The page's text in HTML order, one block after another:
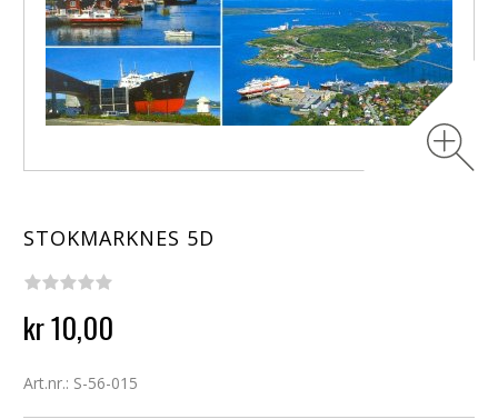
STOKMARKNES 5D
kr 10,00
Art.nr.: S-56-015